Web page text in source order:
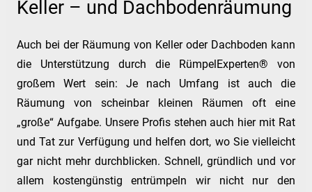
Keller – und Dachbodenräumung
Auch bei der Räumung von Keller oder Dachboden kann
die Unterstützung durch die RümpelExperten® von
großem Wert sein: Je nach Umfang ist auch die
Räumung von scheinbar kleinen Räumen oft eine
„große“ Aufgabe. Unsere Profis stehen auch hier mit Rat
und Tat zur Verfügung und helfen dort, wo Sie vielleicht
gar nicht mehr durchblicken. Schnell, gründlich und vor
allem kostengünstig entrümpeln wir nicht nur den